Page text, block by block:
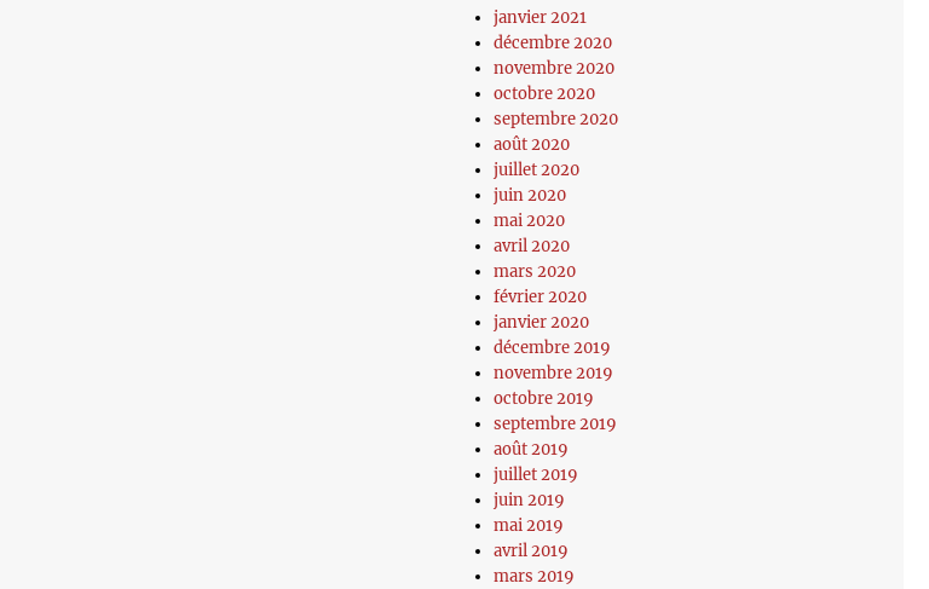
janvier 2021
décembre 2020
novembre 2020
octobre 2020
septembre 2020
août 2020
juillet 2020
juin 2020
mai 2020
avril 2020
mars 2020
février 2020
janvier 2020
décembre 2019
novembre 2019
octobre 2019
septembre 2019
août 2019
juillet 2019
juin 2019
mai 2019
avril 2019
mars 2019